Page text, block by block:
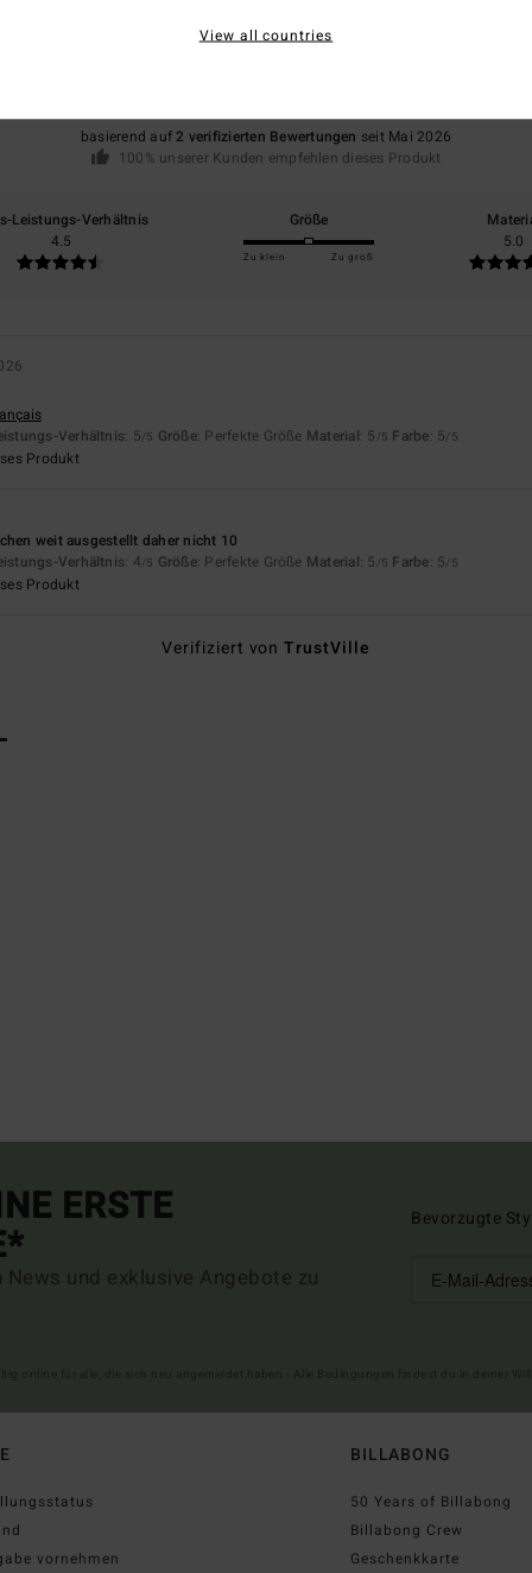
4.5
basierend auf2 verifizierten Bewertungen seit Mai 2026
100% unserer Kunden empfehlen dieses Produkt
Leistungs-Verhältnis
4.5
Größe
Zu klein Zu groß
5.0
Verhältnis: 5/5 Größe: Perfekte Größe Material: 5 /5 Farbe: 5/5
Produkt
weit ausgestellt daher nicht 10
Verhältnis: 4/5 Größe: Perfekte Größe Material: 5 /5 Farbe: 5/5
Produkt
Verifiziert vonTrustVille
ERSTE
und exklusive Angebote zu
Bevorzugte
vornehmen
BILLABONG
50 Years of Billabong
Billabong Crew
Geschenkkarte
View all countries